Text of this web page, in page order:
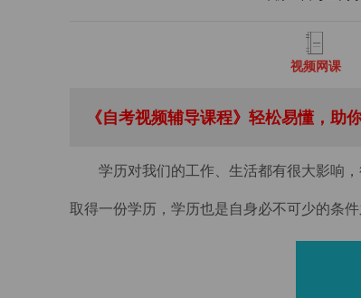
视频网课
《自考视频辅导课程》轻松易懂，助
学历对我们的工作、生活都有很大影响
取得一份学历，学历也是自身必不可少的条